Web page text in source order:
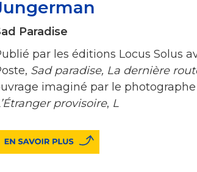
Paradise
par les éditions Locus Solus
Sad paradise, La dernière
imaginé par le
provisoire, L